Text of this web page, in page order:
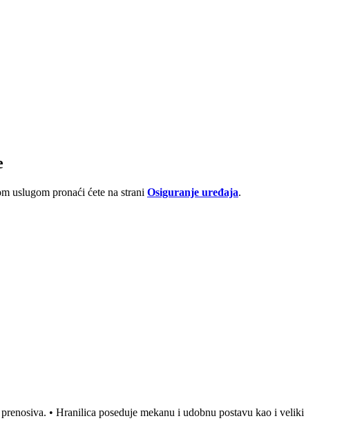
uslugom pronaći ćete na strani Osiguranje uređaja.
• Hranilica poseduje mekanu i udobnu postavu kao i veliki